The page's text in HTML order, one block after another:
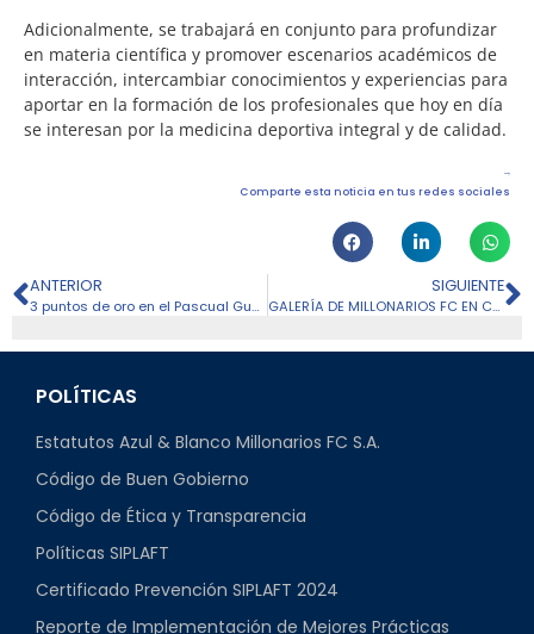
Adicionalmente, se trabajará en conjunto para profundizar
en materia científica y promover escenarios académicos de
interacción, intercambiar conocimientos y experiencias para
aportar en la formación de los profesionales que hoy en día
se interesan por la medicina deportiva integral y de calidad.
Comparte esta noticia en tus redes sociales
ANTERIOR
3 puntos de oro en el Pascual Guerrero | América 0 -1 Millonarios | 🎥🎬✈️⚽️🔵 EpicVlog
SIGUIENTE
GALERÍA DE MILLONARIOS FC EN CALI TRAS LA VICTORIA FRENTE AL AMÉRICA
POLÍTICAS
Estatutos Azul & Blanco Millonarios FC S.A.
Código de Buen Gobierno
Código de Ética y Transparencia
Políticas SIPLAFT
Certificado Prevención SIPLAFT 2024
Reporte de Implementación de Mejores Prácticas